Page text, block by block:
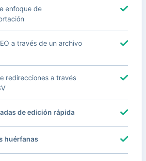
enfoque de
a través de un archivo
redirecciones a través
de edición rápida
huérfanas